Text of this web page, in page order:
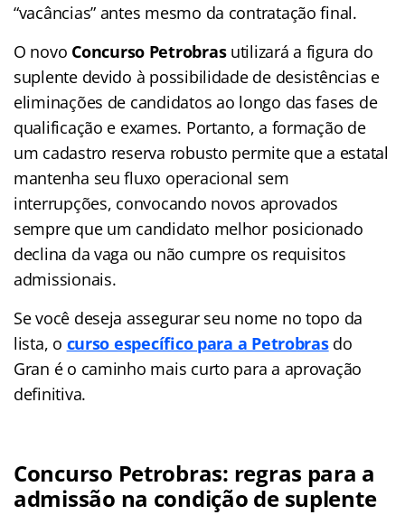
“vacâncias” antes mesmo da contratação final.
O novo Concurso Petrobrasutilizará a figura do
suplente devido à possibilidade de desistências e
eliminações de candidatos ao longo das fases de
qualificação e exames. Portanto, a formação de
um cadastro reserva robusto permite que a estatal
mantenha seu fluxo operacional sem
interrupções, convocando novos aprovados
sempre que um candidato melhor posicionado
declina da vaga ou não cumpre os requisitos
admissionais.
Se você deseja assegurar seu nome no topo da
lista, o curso específico para a Petrobras do
Gran é o caminho mais curto para a aprovação
definitiva.
Concurso Petrobras: regras para a
admissão na condição de suplente